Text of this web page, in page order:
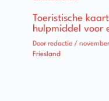
Toeristische
hulpmiddel voor
Door redactie /
Friesland